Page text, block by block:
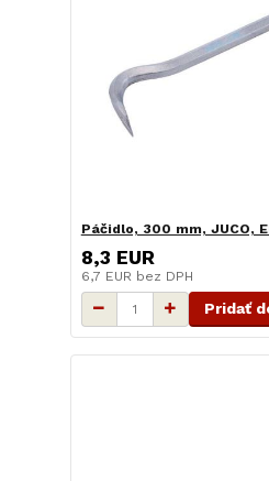
Páčidlo, 300 mm, JUCO,
8,3 EUR
6,7 EUR bez DPH
Pridať